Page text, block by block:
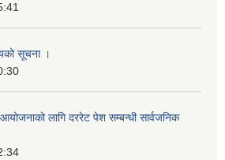
सूचना ।
लागि दररेट पेश सम्बन्धी सार्वजनिक